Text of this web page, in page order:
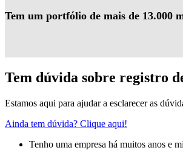
Tem um portfólio de mais de 13.000
Tem dúvida sobre registro
Estamos aqui para ajudar a esclarecer as
Ainda tem dúvida? Clique aqui!
Tenho uma empresa há muitos anos e